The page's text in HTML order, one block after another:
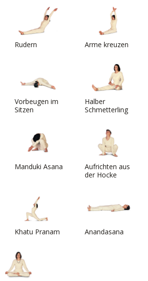
Rudern Arme kreuzen
Vorbeugen im
Sitzen
Halber
Schmetterling
Manduki Asana
Aufrichten aus
der Hocke
Khatu Pranam Anandasana